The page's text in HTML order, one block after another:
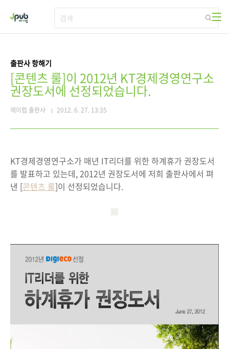
출판사 항해기
[콘텐츠 룰]이 2012년 KT경제경영연구소
권장도서에 선정되었습니다.
제이펍 출판사 2012. 6. 27. 13:35
KT경제경영연구소가 매년 IT리더를 위한 하계휴가 권장도서
를 발표하고 있는데, 2012년 권장도서에 저희 출판사에서 펴
낸 [콘텐츠 룰]이 선정되었습니다.